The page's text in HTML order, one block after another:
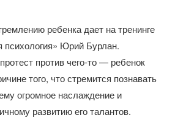
ребенка дает на тренинге
психология» Юрий Бурлан.
против чего-то — ребенок
того, что стремится познавать
огромное наслаждение и
развитию его талантов.